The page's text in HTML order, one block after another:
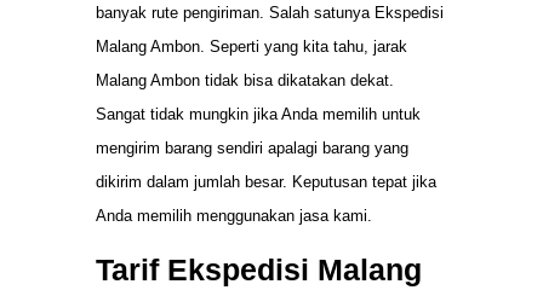
banyak rute pengiriman. Salah satunya Ekspedisi
Malang Ambon. Seperti yang kita tahu, jarak
Malang Ambon tidak bisa dikatakan dekat.
Sangat tidak mungkin jika Anda memilih untuk
mengirim barang sendiri apalagi barang yang
dikirim dalam jumlah besar. Keputusan tepat jika
Anda memilih menggunakan jasa kami.
Tarif Ekspedisi Malang